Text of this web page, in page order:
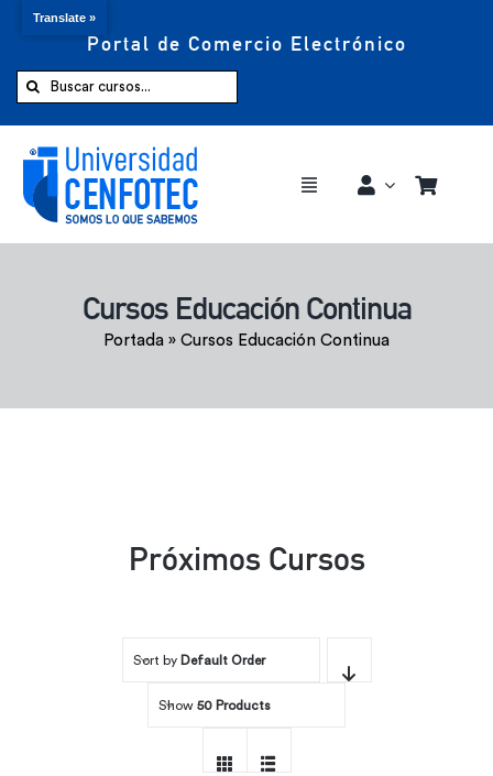
Portal de Comercio Electrónico
Buscar:
Toggle
Comprar ahora
Cursos Educación Continua
Portada » Cursos Educación Continua
Próximos Cursos
Sort by Default Order
Show 50 Products
Translate »